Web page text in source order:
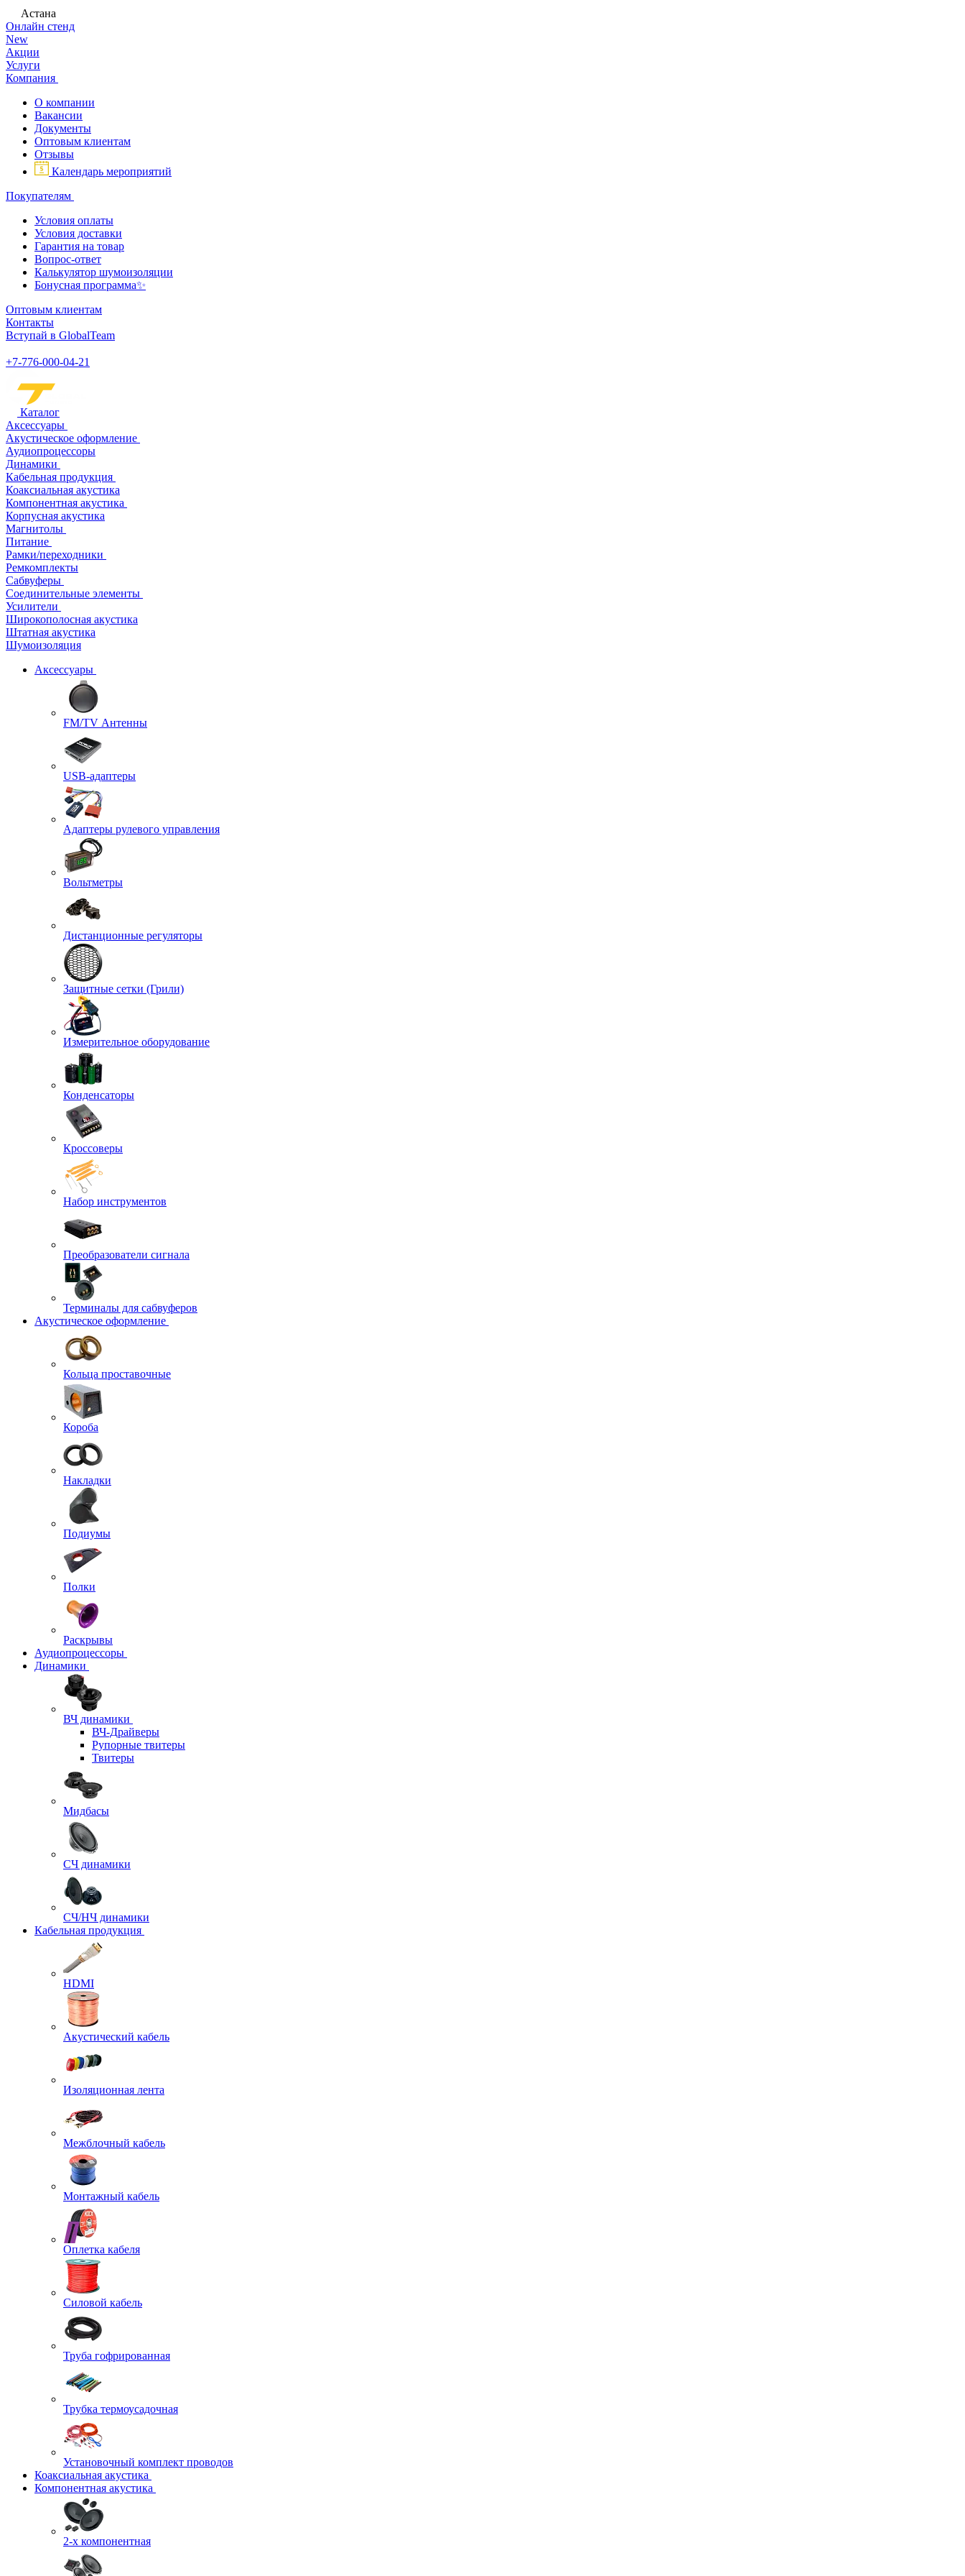
Астана
Онлайн стенд
New
Акции
Услуги
Компания
О компании
Вакансии
Документы
Оптовым клиентам
Отзывы
Календарь мероприятий
Покупателям
Условия оплаты
Условия доставки
Гарантия на товар
Вопрос-ответ
Калькулятор шумоизоляции
Бонусная программа✨
Оптовым клиентам
Контакты
Вступай в GlobalTeam
+7-776-000-04-21
Каталог
Аксессуары
Акустическое оформление
Аудиопроцессоры
Динамики
Кабельная продукция
Коаксиальная акустика
Компонентная акустика
Корпусная акустика
Магнитолы
Питание
Рамки/переходники
Ремкомплекты
Сабвуферы
Соединительные элементы
Усилители
Широкополосная акустика
Штатная акустика
Шумоизоляция
Аксессуары
FM/TV Антенны
USB-адаптеры
Адаптеры рулевого управления
Вольтметры
Дистанционные регуляторы
Защитные сетки (Грили)
Измерительное оборудование
Конденсаторы
Кроссоверы
Набор инструментов
Преобразователи сигнала
Терминалы для сабвуферов
Акустическое оформление
Кольца проставочные
Короба
Накладки
Подиумы
Полки
Раскрывы
Аудиопроцессоры
Динамики
ВЧ динамики
ВЧ-Драйверы
Рупорные твитеры
Твитеры
Мидбасы
СЧ динамики
СЧ/НЧ динамики
Кабельная продукция
HDMI
Акустический кабель
Изоляционная лента
Межблочный кабель
Монтажный кабель
Оплетка кабеля
Силовой кабель
Труба гофрированная
Трубка термоусадочная
Установочный комплект проводов
Коаксиальная акустика
Компонентная акустика
2-х компонентная